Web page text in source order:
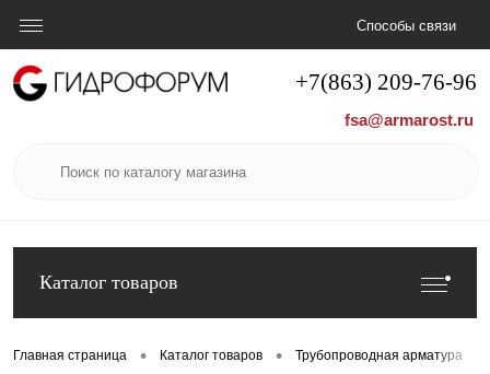
+7(863) 209-76-96
fsa@armarost.ru
Способы связи
Каталог товаров
Главная страница • Каталог товаров • Трубопроводная арматура